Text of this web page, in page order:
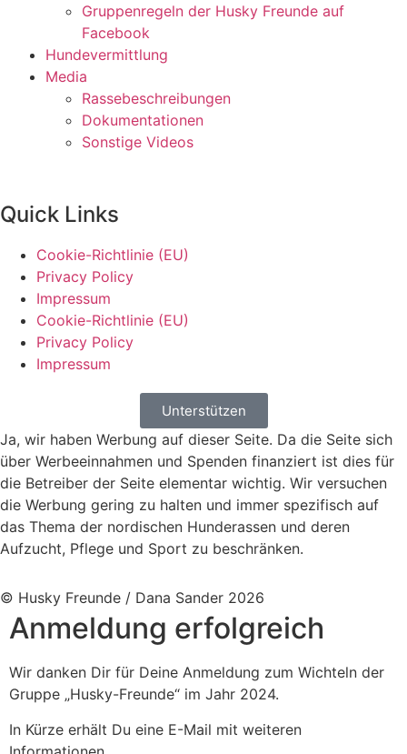
Gruppenregeln der Husky Freunde auf
Facebook
Hundevermittlung
Media
Rassebeschreibungen
Dokumentationen
Sonstige Videos
Quick Links
Cookie-Richtlinie (EU)
Privacy Policy
Impressum
Cookie-Richtlinie (EU)
Privacy Policy
Impressum
Unterstützen
Ja, wir haben Werbung auf dieser Seite. Da die Seite sich
über Werbeeinnahmen und Spenden finanziert ist dies für
die Betreiber der Seite elementar wichtig. Wir versuchen
die Werbung gering zu halten und immer spezifisch auf
das Thema der nordischen Hunderassen und deren
Aufzucht, Pflege und Sport zu beschränken.
© Husky Freunde / Dana Sander 2026
Anmeldung erfolgreich
Wir danken Dir für Deine Anmeldung zum Wichteln der
Gruppe „Husky-Freunde“ im Jahr 2024.
In Kürze erhält Du eine E-Mail mit weiteren